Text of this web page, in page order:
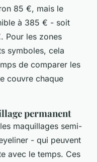
85 €, mais le
à 385 € - soit
Pour les zones
symboles, cela
de comparer les
couvre chaque
permanent
maquillages semi-
- qui peuvent
avec le temps. Ces